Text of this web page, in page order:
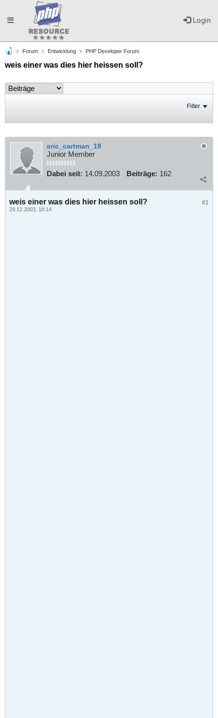
Login
Toggle
navigation
Forum Entwicklung PHP Developer Forum
weis einer was dies hier heissen soll?
Filter
eric_cartman_19
Junior Member
Dabei seit: 14.09.2003 Beiträge: 162
#1
weis einer was dies hier heissen soll?
29.12.2003, 18:14